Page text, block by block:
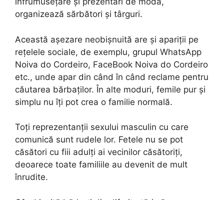
organizează sărbători și târguri.
Această așezare neobișnuită are și apariții pe
rețelele sociale, de exemplu, grupul WhatsApp
Noiva do Cordeiro, FaceBook Noiva do Cordeiro
etc., unde apar din când în când reclame pentru
căutarea bărbaților. În alte moduri, femile pur și
simplu nu îți pot crea o familie normală.
Toți reprezentanții sexului masculin cu care
comunică sunt rudele lor. Fetele nu se pot
căsători cu fiii adulți ai vecinilor căsătoriți,
deoarece toate familiile au devenit de mult
înrudite.